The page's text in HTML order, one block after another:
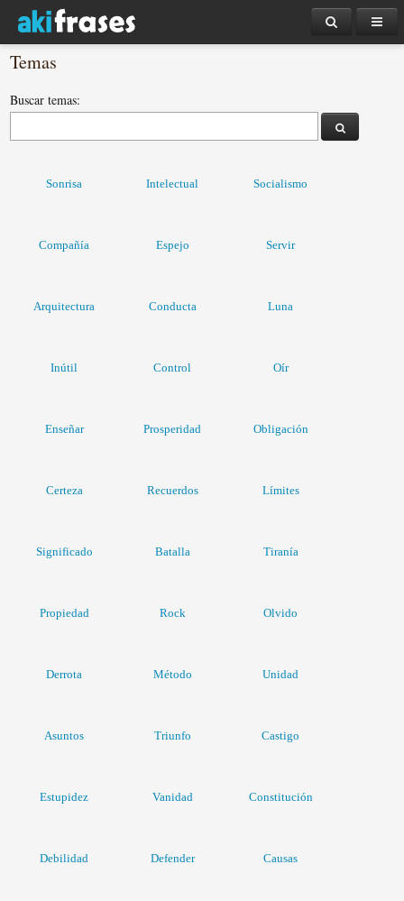
Temas
Buscar temas:
Sonrisa Intelectual Socialismo
Compañía Espejo Servir
Arquitectura Conducta Luna
Inútil Control Oír
Enseñar Prosperidad Obligación
Certeza Recuerdos Límites
Significado Batalla Tiranía
Propiedad Rock Olvido
Derrota Método Unidad
Asuntos Triunfo Castigo
Estupidez Vanidad Constitución
Debilidad Defender Causas